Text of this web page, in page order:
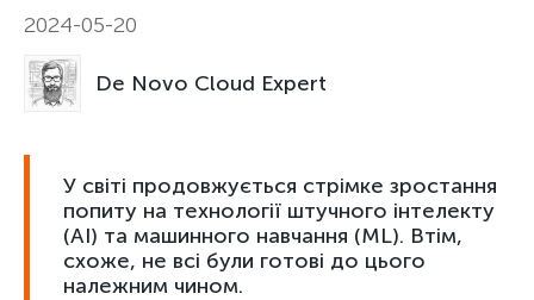
2024-05-20
De Novo Cloud Expert
У світі продовжується стрімке зростання
попиту на технології штучного інтелекту
(AI) та машинного навчання (ML). Втім,
схоже, не всі були готові до цього
належним чином.